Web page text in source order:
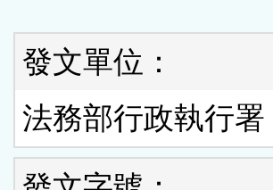
發文單位：
法務部行政執行署